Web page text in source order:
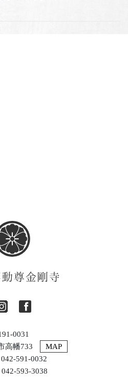
0031
高幡733
MAP
591-0032
593-3038